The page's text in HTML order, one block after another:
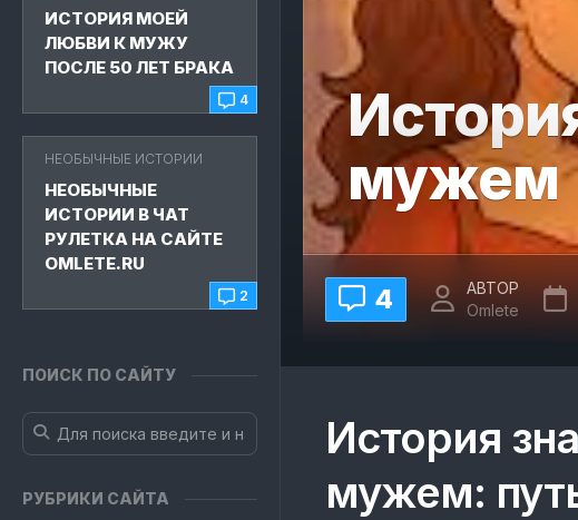
4
ИСТОРИЯ МОЕЙ
ЛЮБВИ К МУЖУ
ПОСЛЕ 50 ЛЕТ БРАКА
2
НЕОБЫЧНЫЕ ИСТОРИИ
НЕОБЫЧНЫЕ
ИСТОРИИ В ЧАТ
РУЛЕТКА НА САЙТЕ
OMLETE.RU
ПОИСК ПО САЙТУ
РУБРИКИ САЙТА
мужем
4
АВТОР
Omlete
История
мужем: